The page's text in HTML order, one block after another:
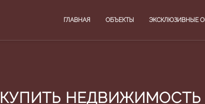
ГЛАВНАЯ ОБЪЕКТЫ ЭКСКЛЮЗИВНЫЕ
КУПИТЬ НЕДВИЖИМОСТЬ